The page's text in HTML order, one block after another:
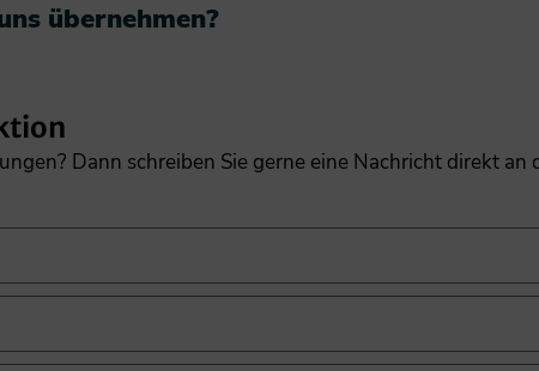
übernehmen?​
Dann schreiben Sie gerne eine Nachricht direkt an